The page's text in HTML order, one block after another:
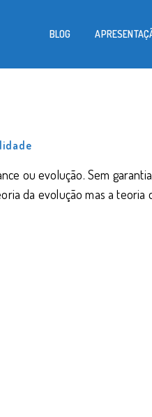
BLOG
ou evolução. Sem
da evolução mas a